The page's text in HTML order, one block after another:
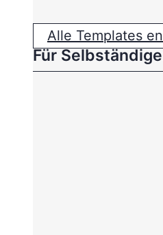
Alle Templates
Für